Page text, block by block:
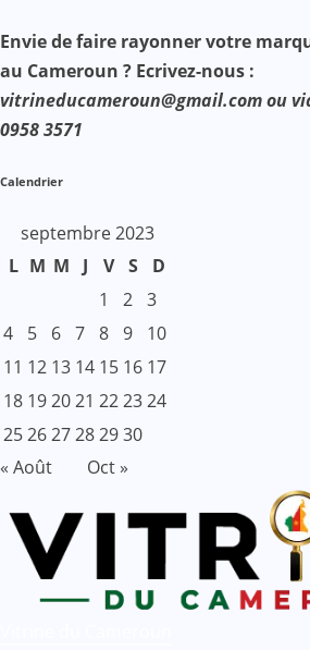
Envie de faire rayonner votre
au Cameroun ? Ecrivez-nous :
vitrineducameroun@gmail.com ou
0958 3571
Calendrier
septembre 2023
L M M J V S
D
1
2 3
4
5 6 7 8 9
10
11 12 13 14 15 16 17
18 192021 222324
252627282930
« Août
Oct »